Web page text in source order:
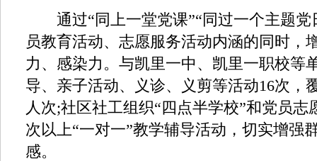
通过“同上一堂党课”“同过一个主题党
员教育活动、志愿服务活动内涵的同时，
力、感染力。与凯里一中、凯里一职校等
导、亲子活动、义诊、义剪等活动16次，
人次;社区社工组织“四点半学校”和党员志
次以上“一对一”教学辅导活动，切实增强
感。